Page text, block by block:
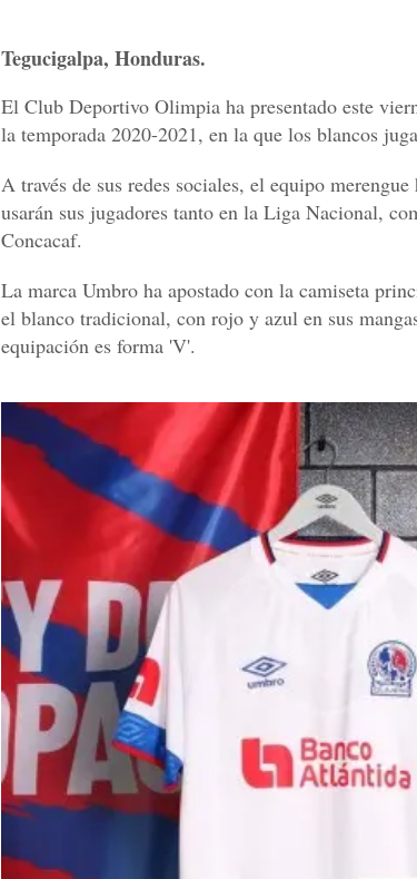
Tegucigalpa, Honduras.
El Club Deportivo Olimpia ha presentado este
la temporada 2020-2021, en la que los blancos
A través de sus redes sociales, el equipo
usarán sus jugadores tanto en la Liga Nacional,
Concacaf.
La marca Umbro ha apostado con la camiseta
el blanco tradicional, con rojo y azul en sus
equipación es forma 'V'.